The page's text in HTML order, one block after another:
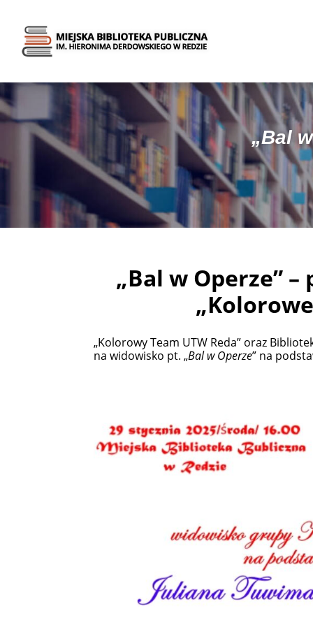
„Bal
„Bal w Operze”
„Kolorowy Team UTW Reda” oraz
na widowisko pt. „Bal w Operze” na